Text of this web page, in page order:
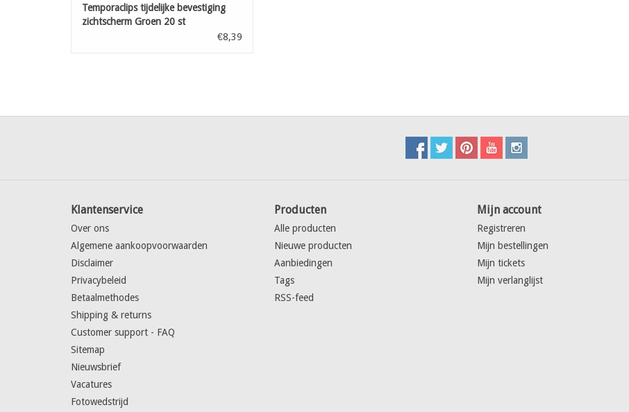
Temporaclips tijdelijke bevestiging
zichtscherm Groen 20 st
€8,39
Klantenservice
Over ons
Algemene aankoopvoorwaarden
Disclaimer
Privacybeleid
Betaalmethodes
Shipping & returns
Customer support - FAQ
Sitemap
Nieuwsbrief
Vacatures
Fotowedstrijd
Producten
Alle producten
Nieuwe producten
Aanbiedingen
Tags
RSS-feed
Mijn account
Registreren
Mijn bestellingen
Mijn tickets
Mijn verlanglijst